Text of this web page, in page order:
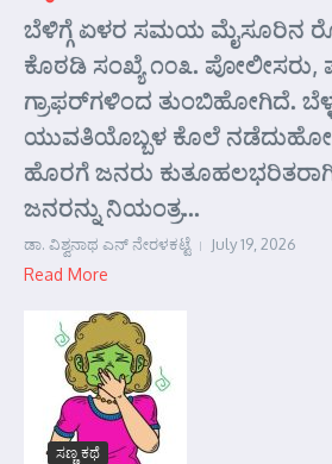
ಬೆಳಿಗ್ಗೆ ಏಳರ ಸಮಯ ಮೈಸೂರಿನ
ಕೊಠಡಿ ಸಂಖ್ಯೆ ೧೦೩. ಪೋಲೀಸರು,
ಗ್ರಾಫರ್‌ಗಳಿಂದ ತುಂಬಿಹೋಗಿದೆ.
ಯುವತಿಯೊಬ್ಬಳ ಕೊಲೆ
ಹೊರಗೆ ಜನರು ಕುತೂಹಲಭರಿತರಾಗಿ
ಜನರನ್ನು ನಿಯಂತ್ರ...
ಡಾ. ವಿಶ್ವನಾಥ ಎನ್ ನೇರಳಕಟ್ಟೆ July 19, 2026
Read More
ಸಣ್ಣ ಕಥೆ